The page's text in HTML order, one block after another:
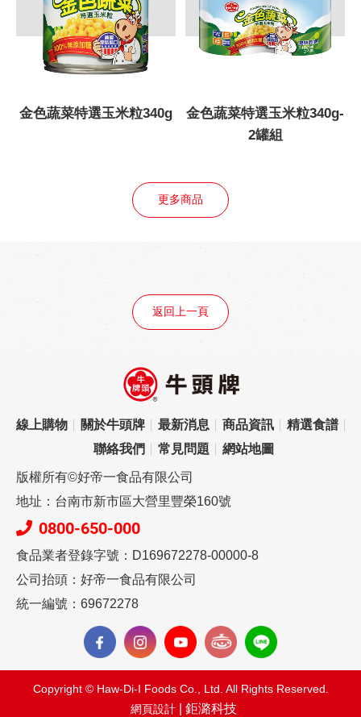
特選玉米粒340g
金色蔬菜特選玉米粒340g-
甜玉米
更多商品
返回上一頁
線上購物 關於牛頭牌 最新消息 商品資訊
精選食譜
聯絡我們
常見問題 網站地圖
版權所有©好帝一食品有限公司
地址：台南市新市區大營里豐榮160號
0800-650-000
食品業者登錄字號：D169672278-00000-8
公司抬頭：好帝一食品有限公司
統一編號：69672278
Copyright © Haw-Di-I Foods Co., Ltd. All Rights Reserved.
網頁設計 | 鉅潞科技